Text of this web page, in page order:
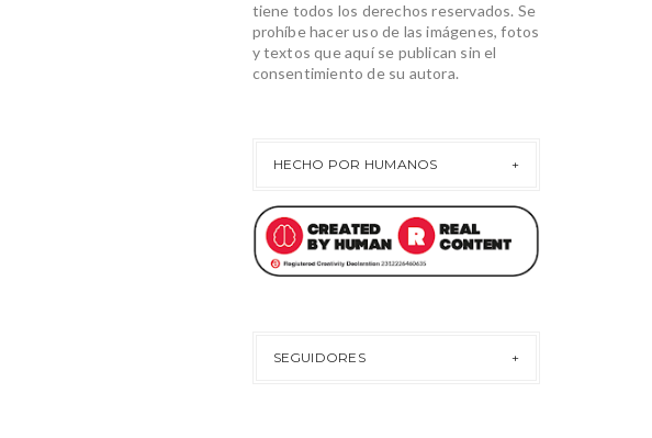
tiene todos los derechos reservados. Se
prohíbe hacer uso de las imágenes, fotos
y textos que aquí se publican sin el
consentimiento de su autora.
HECHO POR HUMANOS
SEGUIDORES